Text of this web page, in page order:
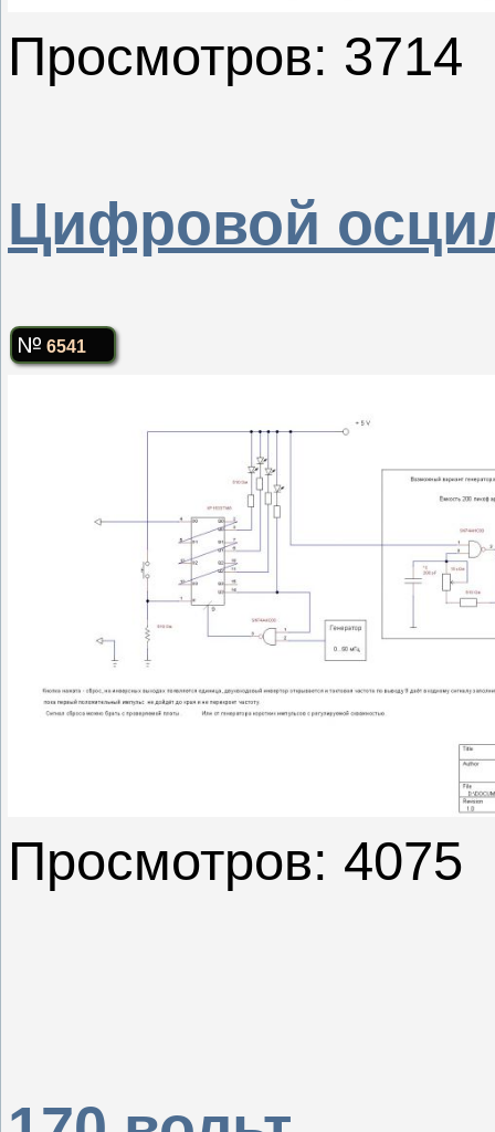
Просмотров: 3714
Цифровой
6541
Просмотров: 4075